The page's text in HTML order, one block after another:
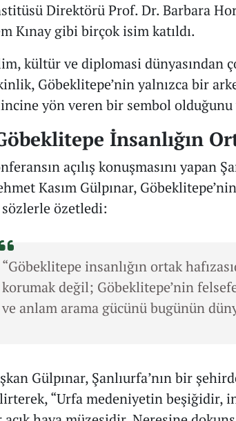
Direktörü Prof. Dr. Barbara
Kınay gibi birçok isim katıldı.
kültür ve diplomasi dünyasından
Göbeklitepe’nin yalnızca bir
yön veren bir sembol olduğunu
İnsanlığın
açılış konuşmasını yapan
Kasım Gülpınar,
sözlerle özetledi:
“Göbeklitepe insanlığın ortak
korumak değil; Göbeklitepe’nin
ve anlam arama gücünü bugünün
Gülpınar, Şanlıurfa’nın bir
“Urfa medeniyetin beşiğidir,